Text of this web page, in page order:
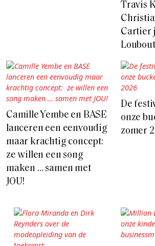
Travis
Cartier
Camille Yembe en BASE
lanceren een eenvoudig
maar krachtig concept:
ze willen een song
maken … samen met
JOU!
De
onze
zomer